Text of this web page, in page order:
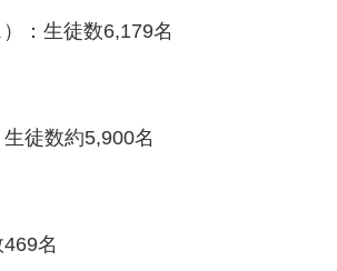
：生徒数6,179名
徒数約5,900名
名